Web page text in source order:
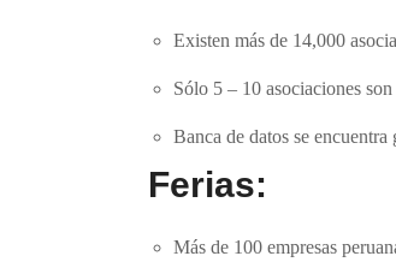
Existen más de 14,000
Sólo 5 – 10 asociaciones son
Banca de datos se encuentra
Ferias:
Más de 100 empresas